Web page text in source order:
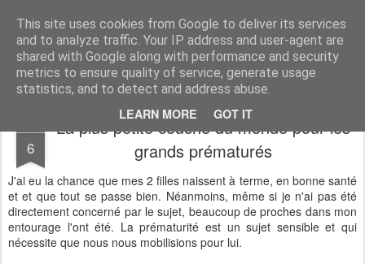
This site uses cookies from Google to deliver its services
and to analyze traffic. Your IP address and user-agent are
shared with Google along with performance and security
metrics to ensure quality of service, generate usage
statistics, and to detect and address abuse.
LEARN MORE GOT IT
Desperate Houseman : les pérégrinations d'un papa, mais pas que !
6
La plus petite couche du monde pour les
grands prématurés
J'ai eu la chance que mes 2 filles naissent à terme, en bonne santé
et et que tout se passe bien. Néanmoins, même si je n'ai pas été
directement concerné par le sujet, beaucoup de proches dans mon
entourage l'ont été. La prématurité est un sujet sensible et qui
nécessite que nous nous mobilisions pour lui.